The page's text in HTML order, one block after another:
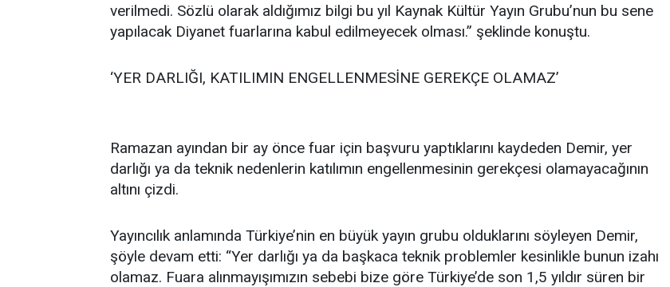
verilmedi. Sözlü olarak aldığımız bilgi bu yıl Kaynak Kültür Yayın Grubu’nun bu sene
yapılacak Diyanet fuarlarına kabul edilmeyecek olması.” şeklinde konuştu.
‘YER DARLIĞI, KATILIMIN ENGELLENMESİNE GEREKÇE OLAMAZ’
Ramazan ayından bir ay önce fuar için başvuru yaptıklarını kaydeden Demir, yer
darlığı ya da teknik nedenlerin katılımın engellenmesinin gerekçesi olamayacağının
altını çizdi.
Yayıncılık anlamında Türkiye’nin en büyük yayın grubu olduklarını söyleyen Demir,
şöyle devam etti: “Yer darlığı ya da başkaca teknik problemler kesinlikle bunun izahı
olamaz. Fuara alınmayışımızın sebebi bize göre Türkiye’de son 1,5 yıldır süren bir